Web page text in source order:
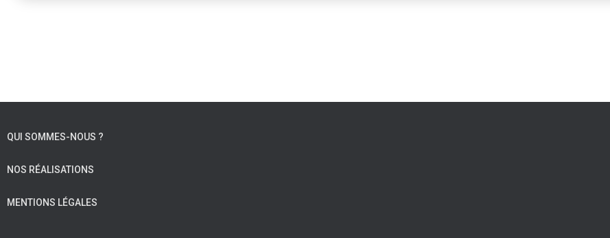
QUI SOMMES-NOUS ?
NOS RÉALISATIONS
MENTIONS LÉGALES